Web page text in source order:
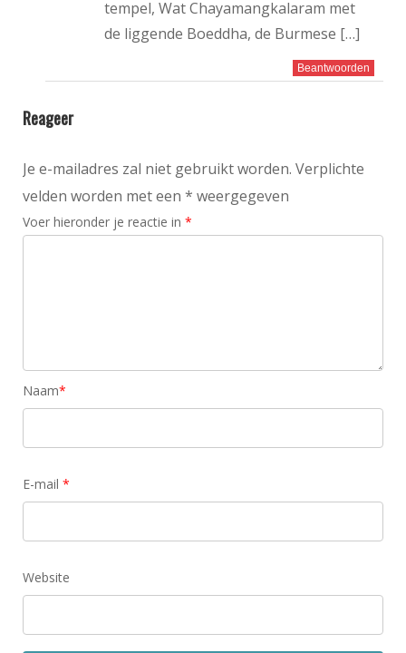
tempel, Wat Chayamangkalaram met
de liggende Boeddha, de Burmese […]
Beantwoorden
Reageer
Je e-mailadres zal niet gebruikt worden. Verplichte
velden worden met een * weergegeven
Voer hieronder je reactie in *
Naam*
E-mail *
Website